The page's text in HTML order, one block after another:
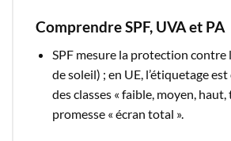
Comprendre SPF, UVA et PA
SPF mesure la protection contre
de soleil) ; en UE, l’étiquetage
des classes « faible, moyen, haut,
promesse « écran total ».​